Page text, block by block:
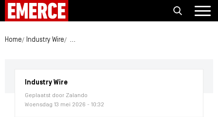
Home Industry Wire Zalando benoemt adtech-veteraan Ray Cao tot
Industry Wire
Geplaatst door Zalando
Woensdag 13 mei 2026 - 10:32